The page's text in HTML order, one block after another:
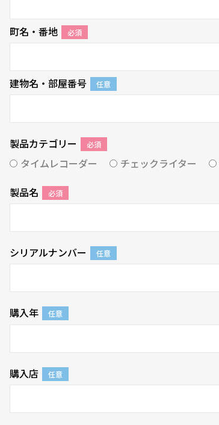
町名・番地 必須
建物名・部屋番号 任意
製品カテゴリー 必須
タイムレコーダー チェックライター
製品名
必須
シリアルナンバー 任意
購入年 任意
購入店 任意